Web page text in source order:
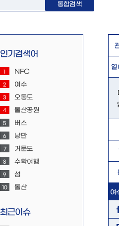
통합검색
인기검색어
1 NFC
2 여수
3 오동도
4 돌산공원
5 버스
6 낭만
7 거문도
8 수학여행
9 섬
10 돌산
최근이슈
열
여